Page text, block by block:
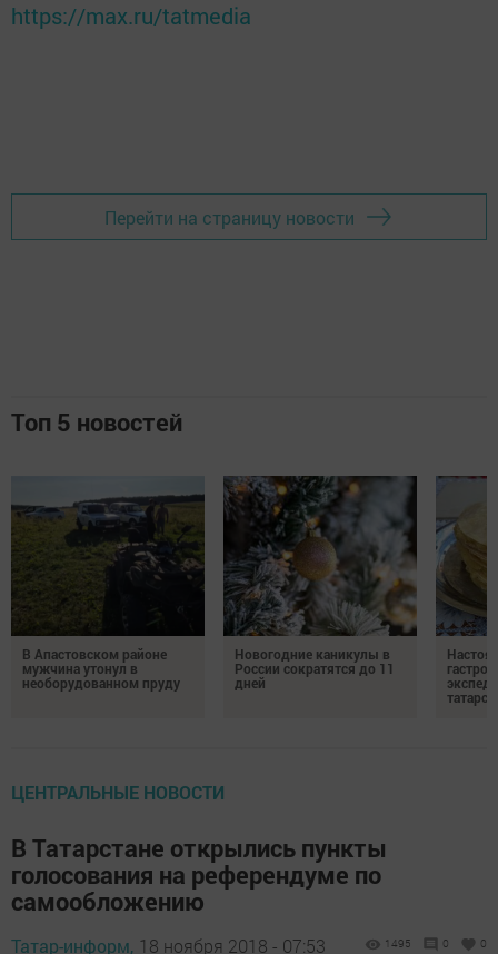
https://max.ru/tatmedia
Перейти на страницу новости
Топ 5 новостей
В Апастовском районе
мужчина утонул в
необорудованном пруду
Новогодние каникулы в
России сократятся до 11
дней
ЦЕНТРАЛЬНЫЕ НОВОСТИ
В Татарстане открылись пункты
голосования на референдуме по
самообложению
Татар-информ, 18 ноября 2018 - 07:53 1495 0 0